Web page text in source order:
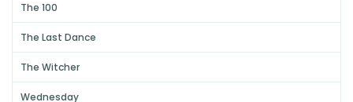
The 100
The Last Dance
The Witcher
Wednesday